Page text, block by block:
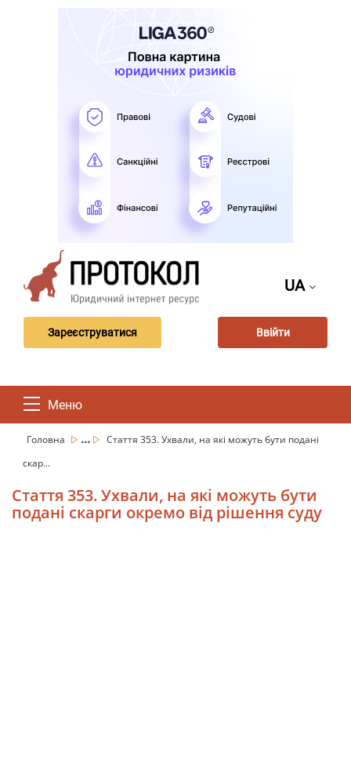
UA
Зареєструватися Ввійти
Меню
Головна ...
Стаття 353. Ухвали, на які можуть бути подані
скар...
Стаття 353. Ухвали, на які можуть бути
подані скарги окремо від рішення суду